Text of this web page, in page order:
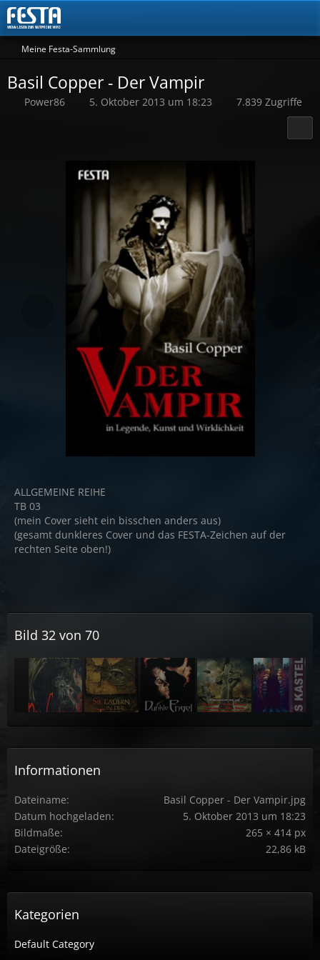
Meine Festa-Sammlung
Basil Copper - Der Vampir
Power86 5. Oktober 2013 um 18:23 7.839 Zugriffe
ALLGEMEINE REIHE
TB 03
(mein Cover sieht ein bisschen anders aus)
(gesamt dunkleres Cover und das FESTA-Zeichen auf der
rechten Seite oben!)
Bild 32 von 70
Informationen
Dateiname
Basil Copper - Der Vampir.jpg
Datum hochgeladen
5. Oktober 2013 um 18:23
Bildmaße
265 × 414 px
Dateigröße
22,86 kB
Kategorien
Default Category